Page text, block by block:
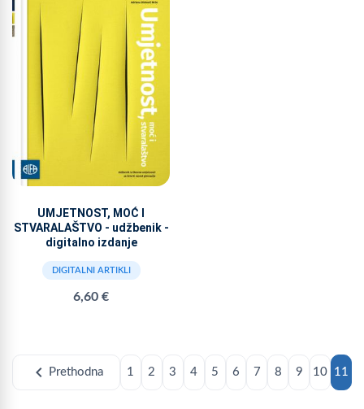
UMJETNOST, MOĆ I
STVARALAŠTVO - udžbenik -
digitalno izdanje
DIGITALNI ARTIKLI
6,60 €
chevron_left Prethodna 1 2 3 4 5 6 7 8 9 10 11